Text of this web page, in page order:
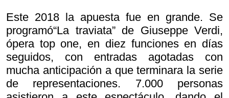
Este 2018 la apuesta fue en grande. Se
programó“La traviata” de Giuseppe Verdi,
ópera top one, en diez funciones en días
seguidos, con entradas agotadas con
mucha anticipación a que terminara la serie
de representaciones. 7.000 personas